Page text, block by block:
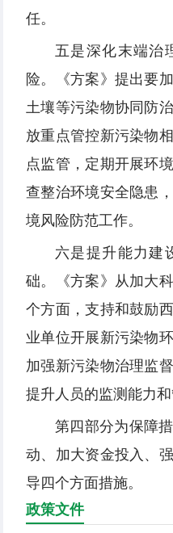
任。
五是深化末端治
险。《方案》提出要
土壤等污染物协同防
放重点管控新污染物
点监管，定期开展环
查整治环境安全隐患
境风险防范工作。
六是提升能力建
础。《方案》从加大
个方面，支持和鼓励
业单位开展新污染物
加强新污染物治理监
提升人员的监测能力
第四部分为保障
动、加大资金投入、
导四个方面措施。
政策文件